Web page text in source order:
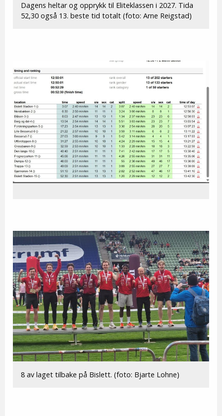
Dagens heltar og opprykk til Eliteklassen i 2027. Tida
52,30 også 13. beste tid totalt (foto: Arne Reigstad)
8 av laget tilbake på Bislett. (foto: Bjarte Lohne)